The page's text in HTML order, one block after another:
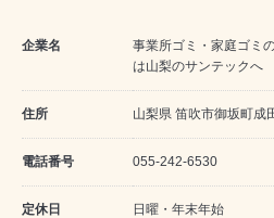
企業名
事業所ゴミ・家庭ゴミ
は山梨のサンテックへ
住所 山梨県 笛吹市御坂町成
電話番号 055-242-6530
定休日 日曜・年末年始